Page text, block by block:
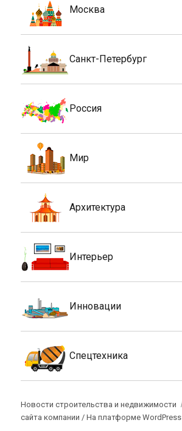
Москва
Санкт-Петербург
Россия
Мир
Архитектура
Интерьер
Инновации
Спецтехника
Новости строительства и недвижимости
сайта компании /На платформе WordPress